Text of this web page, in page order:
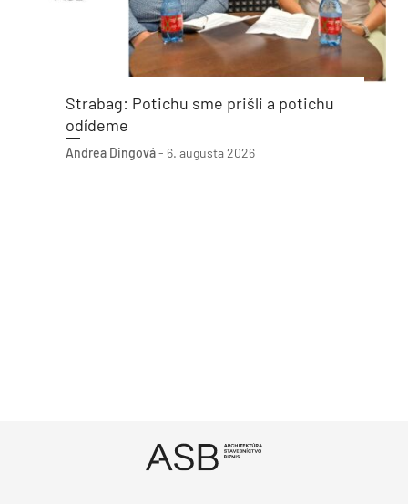
Strabag: Potichu sme prišli a potichu
odídeme
Andrea Dingová- 6. augusta 2026